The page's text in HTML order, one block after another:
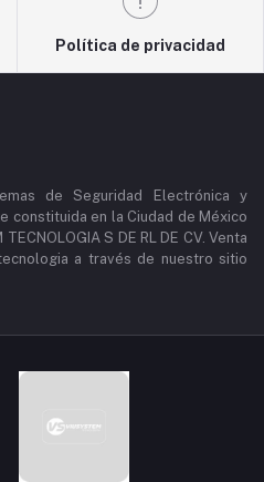
Política de privacidad
de Seguridad Electrónica y
constituida en la Ciudad de México
S DE RL DE CV. Venta
a través de nuestro sitio